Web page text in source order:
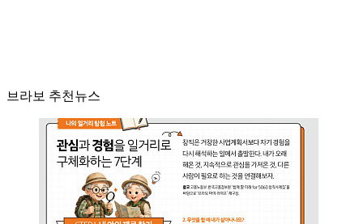
브라보 추천뉴스